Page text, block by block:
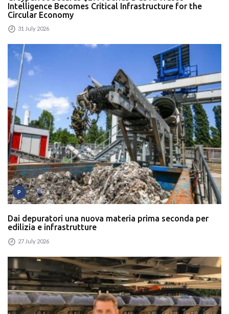
Intelligence Becomes Critical Infrastructure for the
Circular Economy
31 July 2026
P
Dai depuratori una nuova materia prima seconda per
edilizia e infrastrutture
27 July 2026